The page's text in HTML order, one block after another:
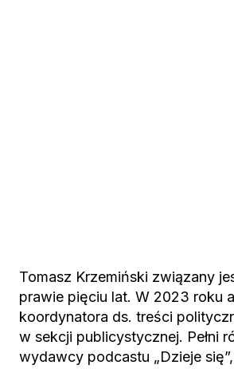
Tomasz Krzemiński związany
prawie pięciu lat. W 2023 roku
koordynatora ds. treści
w sekcji publicystycznej. Pełni
wydawcy podcastu „Dzieje